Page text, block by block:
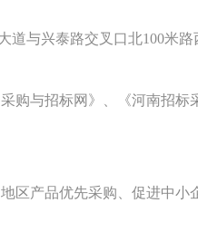
道与兴泰路交叉口北100米路
采购与招标网》 《河南招标
区产品优先采购、促进中